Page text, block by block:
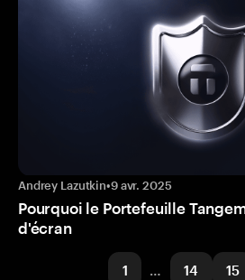
Andrey Lazutkin•9 avr. 2025
Pourquoi le Portefeuille
d'écran
1 … 14 15